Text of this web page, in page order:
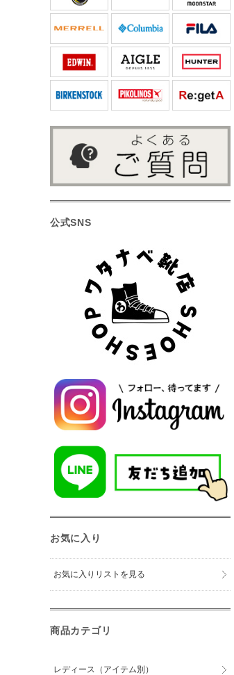
公式SNS
お気に入り
お気に入りリストを見る
商品カテゴリ
レディース（アイテム別）